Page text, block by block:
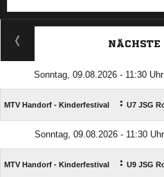
NÄCHSTE
Sonntag, 09.08.2026 - 11:30
MTV Handorf - Kinderfestival : U7 JSG
Sonntag, 09.08.2026 - 11:30
MTV Handorf - Kinderfestival : U9 JSG